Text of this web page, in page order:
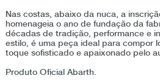
Nas costas, abaixo da nuca, a
homenageia o ano de fundação da
décadas de tradição, performance e
estilo, é uma peça ideal para compor
toque sofisticado e apaixonado pelo
Produto Oficial Abarth.